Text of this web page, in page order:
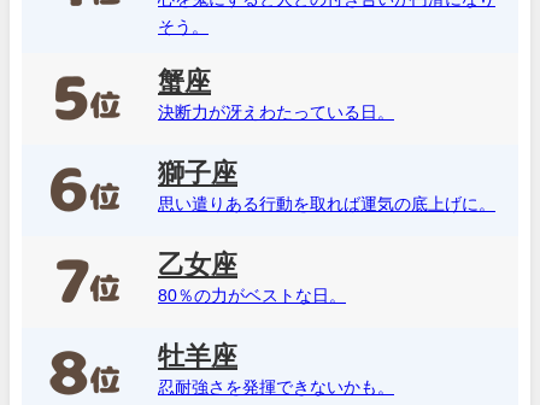
そう。
蟹座
決断力が冴えわたっている日。
獅子座
思い遣りある行動を取れば運気の底上げに。
乙女座
80％の力がベストな日。
牡羊座
忍耐強さを発揮できないかも。